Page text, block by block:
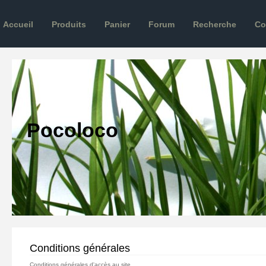
Pocoloco
Accueil Produits Panier Forum Recherche
Conditions générales
Conditions générales d'accès au site